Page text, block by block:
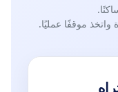
موقفًا عمليًا.